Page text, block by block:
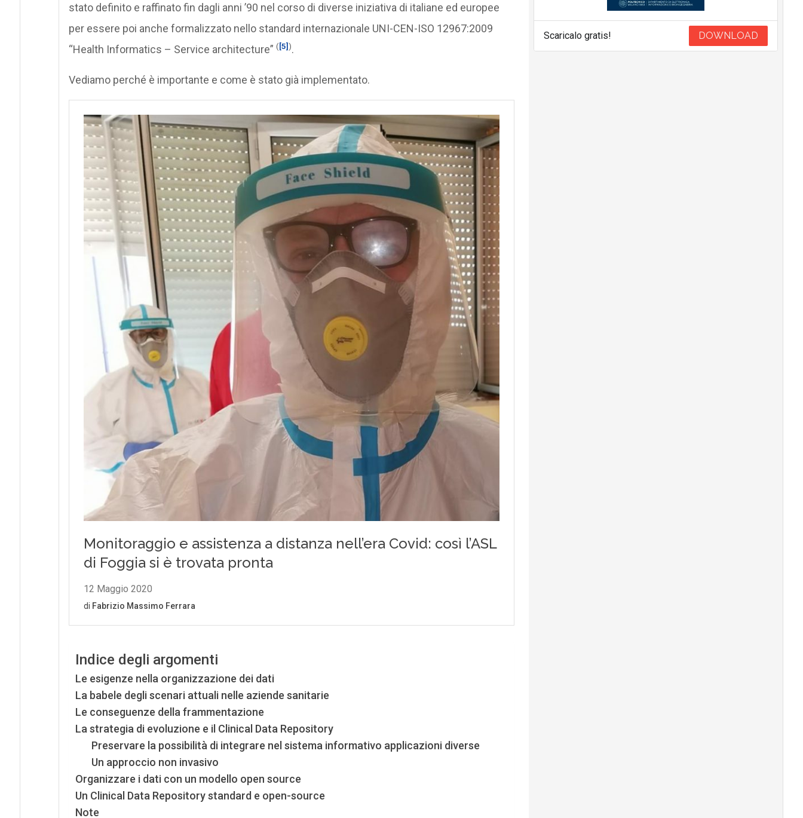
stato definito e raffinato fin dagli anni ’90 nel corso di diverse iniziativa di italiane ed europee
per essere poi anche formalizzato nello standard internazionale UNI-CEN-ISO 12967:2009
“Health Informatics – Service architecture” ([5]).
Vediamo perché è importante e come è stato già implementato.
Indice degli argomenti
Le esigenze nella organizzazione dei dati
La babele degli scenari attuali nelle aziende sanitarie
Le conseguenze della frammentazione
La strategia di evoluzione e il Clinical Data Repository
Preservare la possibilità di integrare nel sistema informativo applicazioni diverse
Un approccio non invasivo
Organizzare i dati con un modello open source
Un Clinical Data Repository standard e open-source
Note
Scaricalo gratis! DOWNLOAD